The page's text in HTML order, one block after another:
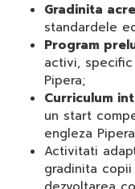
Gradinita
standardele
Program
activi,
Pipera;
Curriculum
un start
engleza
Activitati
gradinita